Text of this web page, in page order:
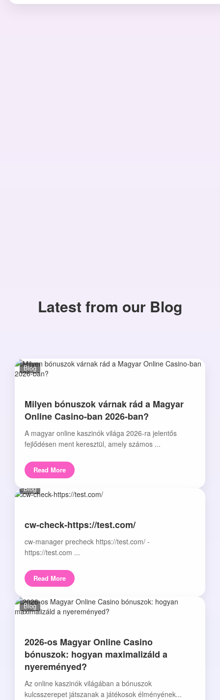
Latest from our Blog
Blog
Milyen bónuszok várnak rád a Magyar
Online Casino-ban 2026-ban?
A magyar online kaszinók világa 2026-ra jelentős
fejlődésen ment keresztül, amely számos ...
Read More
Blog
cw-check-https://test.com/
cw-manager precheck https://test.com/ -
https://test.com ...
Read More
Blog
2026-os Magyar Online Casino
bónuszok: hogyan maximalizáld a
nyereményed?
Az online kaszinók világában a bónuszok
kulcsszerepet játszanak a játékosok élményének...